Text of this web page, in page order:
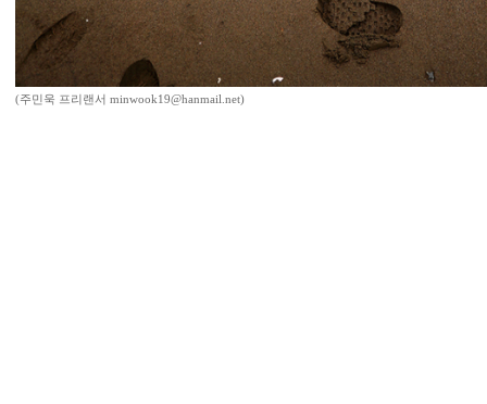
(주민욱 프리랜서 minwook19@hanmail.net)